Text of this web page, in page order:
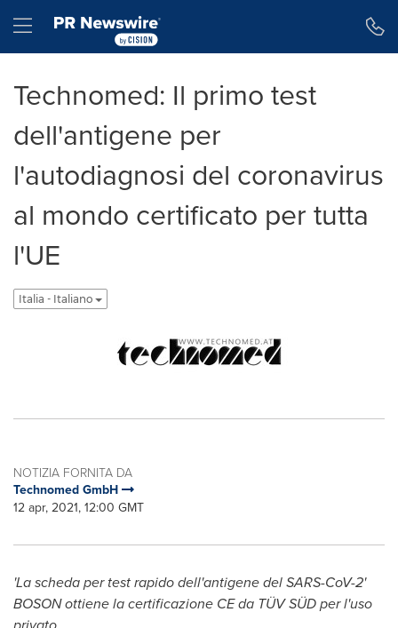
Hamburger menu
Technomed: Il primo test
dell'antigene per
l'autodiagnosi del coronavirus
al mondo certificato per tutta
l'UE
Italia - Italiano
NOTIZIA FORNITA DA
Technomed GmbH
12 apr, 2021, 12:00 GMT
'La scheda per test rapido dell'antigene del SARS-CoV-2'
BOSON ottiene la certificazione CE da TÜV SÜD per l'uso